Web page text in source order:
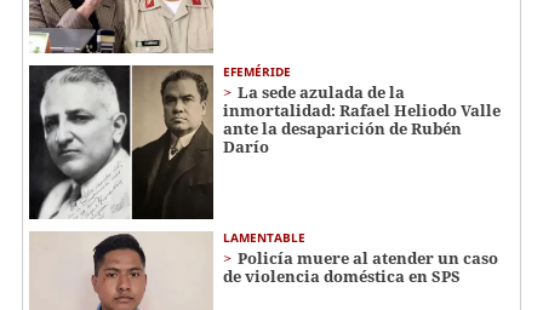
EFEMÉRIDE
La sede azulada de la
inmortalidad: Rafael Heliodo Valle
ante la desaparición de Rubén
Darío
LAMENTABLE
Policía muere al atender un caso
de violencia doméstica en SPS